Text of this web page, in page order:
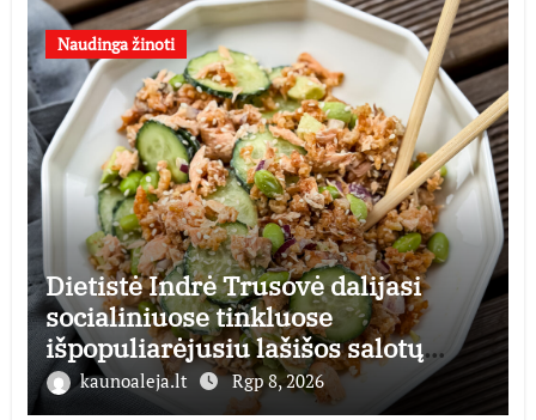
Naudinga žinoti
Dietistė Indrė Trusovė dalijasi
socialiniuose tinkluose
išpopuliarėjusiu lašišos salotų
receptu
kaunoaleja.lt Rgp 8, 2026